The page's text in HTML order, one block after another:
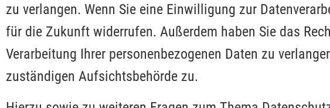
zu verlangen. Wenn Sie eine Einwilligung zur
für die Zukunft widerrufen. Außerdem haben Sie das
Verarbeitung Ihrer personenbezogenen Daten zu
zuständigen Aufsichtsbehörde zu.